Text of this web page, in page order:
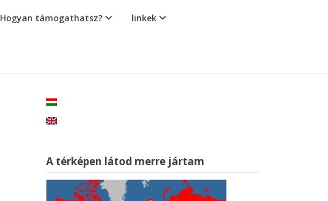
Hogyan támogathatsz? linkek
A térképen látod merre jártam